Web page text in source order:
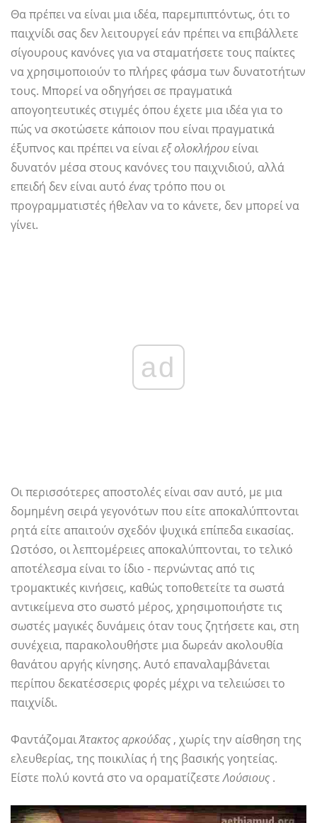
Θα πρέπει να είναι μια ιδέα, παρεμπιπτόντως, ότι το
παιχνίδι σας δεν λειτουργεί εάν πρέπει να επιβάλλετε
σίγουρους κανόνες για να σταματήσετε τους παίκτες
να χρησιμοποιούν το πλήρες φάσμα των δυνατοτήτων
τους. Μπορεί να οδηγήσει σε πραγματικά
απογοητευτικές στιγμές όπου έχετε μια ιδέα για το
πώς να σκοτώσετε κάποιον που είναι πραγματικά
έξυπνος και πρέπει να είναιεξ ολοκλήρουείναι
δυνατόν μέσα στους κανόνες του παιχνιδιού, αλλά
επειδή δεν είναι αυτό έναςτρόπο που οι
προγραμματιστές ήθελαν να το κάνετε, δεν μπορεί να
γίνει.
ad
Οι περισσότερες αποστολές είναι σαν αυτό, με μια
δομημένη σειρά γεγονότων που είτε αποκαλύπτονται
ρητά είτε απαιτούν σχεδόν ψυχικά επίπεδα εικασίας.
Ωστόσο, οι λεπτομέρειες αποκαλύπτονται, το τελικό
αποτέλεσμα είναι το ίδιο - περνώντας από τις
τρομακτικές κινήσεις, καθώς τοποθετείτε τα σωστά
αντικείμενα στο σωστό μέρος, χρησιμοποιήστε τις
σωστές μαγικές δυνάμεις όταν τους ζητήσετε και, στη
συνέχεια, παρακολουθήστε μια δωρεάν ακολουθία
θανάτου αργής κίνησης. Αυτό επαναλαμβάνεται
περίπου δεκατέσσερις φορές μέχρι να τελειώσει το
παιχνίδι.
ΦαντάζομαιΆτακτος αρκούδας , χωρίς την αίσθηση της
ελευθερίας, της ποικιλίας ή της βασικής γοητείας.
Είστε πολύ κοντά στο να οραματίζεστεΛούσιους .